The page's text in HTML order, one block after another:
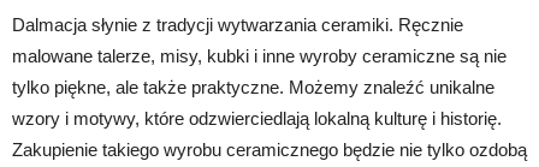
Dalmacja słynie z tradycji wytwarzania ceramiki. Ręcznie
malowane talerze, misy, kubki i inne wyroby ceramiczne są nie
tylko piękne, ale także praktyczne. Możemy znaleźć unikalne
wzory i motywy, które odzwierciedlają lokalną kulturę i historię.
Zakupienie takiego wyrobu ceramicznego będzie nie tylko ozdobą